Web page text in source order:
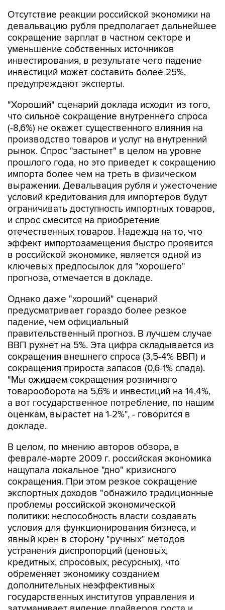
Отсутствие реакции российской экономики на
девальвацию рубля предполагает дальнейшее
сокращение зарплат в частном секторе и
уменьшение собственных источников
инвестирования, в результате чего падение
инвестиций может составить более 25%,
предупреждают эксперты.
"Хороший" сценарий доклада исходит из того,
что сильное сокращение внутреннего спроса
(-8,6%) не окажет существенного влияния на
производство товаров и услуг на внутренний
рынок. Спрос "застынет" в целом на уровне
прошлого года, но это приведет к сокращению
импорта более чем на треть в физическом
выражении. Девальвация рубля и ужесточение
условий кредитования для импортеров будут
ограничивать доступность импортных товаров,
и спрос смесится на приобретение
отечественных товаров. Надежда на то, что
эффект импортозамещения быстро проявится
в российской экономике, является одной из
ключевых предпосылок для "хорошего"
прогноза, отмечается в докладе.
Однако даже "хороший" сценарий
предусматривает гораздо более резкое
падение, чем официальный
правительственный прогноз. В лучшем случае
ВВП рухнет на 5%. Эта цифра складывается из
сокращения внешнего спроса (3,5-4% ВВП) и
сокращения прироста запасов (0,6-1% спада).
"Мы ожидаем сокращения розничного
товарооборота на 5,6% и инвестиций на 14,4%,
а вот государственное потребление, по нашим
оценкам, вырастет на 1-2%", - говорится в
докладе.
В целом, по мнению авторов обзора, в
феврале-марте 2009 г. российская экономика
нащупала локальное "дно" кризисного
сокращения. При этом резкое сокращение
экспортных доходов "обнажило традиционные
проблемы российской экономической
политики: неспособность власти создавать
условия для функционирования бизнеса, и
явный крен в сторону "ручных" методов
устранения диспропорций (ценовых,
кредитных, спросовых, ресурсных), что
обременяет экономику созданием
дополнительных неэффективных
государственных институтов управления и